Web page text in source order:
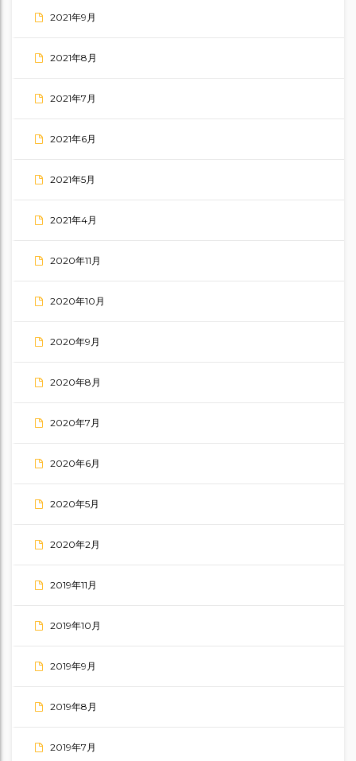
2021年9月
2021年8月
2021年7月
2021年6月
2021年5月
2021年4月
2020年11月
2020年10月
2020年9月
2020年8月
2020年7月
2020年6月
2020年5月
2020年2月
2019年11月
2019年10月
2019年9月
2019年8月
2019年7月